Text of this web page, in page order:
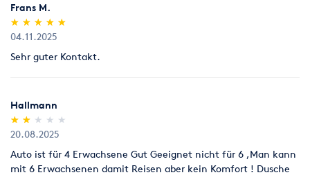
Frans M.
(*)
★
★
(*) ★
★
(*) ★
★
(*) ★
★
(*) ★
★
04.11.2025
Sehr guter Kontakt.
Hallmann
(*)
★
★
(*) ★
★
( ) ★
★
( ) ★
★
( ) ★
★
20.08.2025
Auto ist für 4 Erwachsene Gut Geeignet nicht für 6 ,Man kann
mit 6 Erwachsenen damit Reisen aber kein Komfort ! Dusche